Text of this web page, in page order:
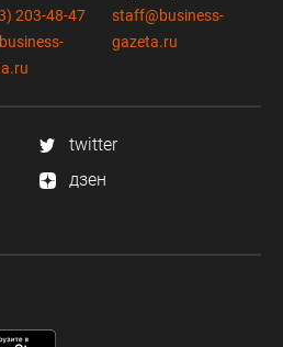
203-48-47
staff@business-
gazeta.ru
twitter
дзен